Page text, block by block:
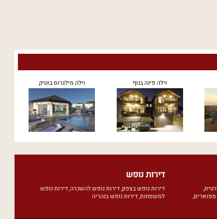
וילה פינה בנוף וילה מילגרוס בוטיק
,
,
דירות נופש
דירות נופש בצפון,דירות נופש להשכרה,דירות נופש
למשפחות,דירות נופש בנהריה